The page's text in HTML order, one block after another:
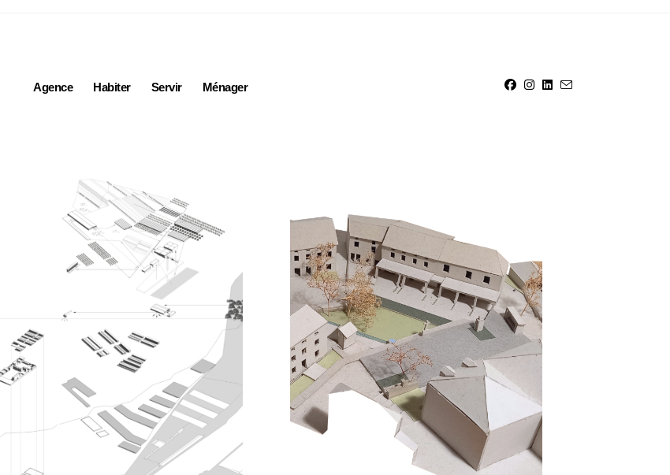
Agence Habiter Servir Ménager